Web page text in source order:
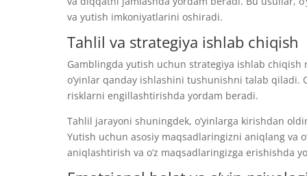
va yutish imkoniyatlarini oshiradi.
Tahlil va strategiya ishlab chiqish
Gamblingda yutish uchun strategiya ishlab chiqish
o’yinlar qanday ishlashini tushunishni talab qiladi.
risklarni engillashtirishda yordam beradi.
Tahlil jarayoni shuningdek, o’yinlarga kirishdan
Yutish uchun asosiy maqsadlaringizni aniqlang va
aniqlashtirish va o’z maqsadlaringizga erishishda